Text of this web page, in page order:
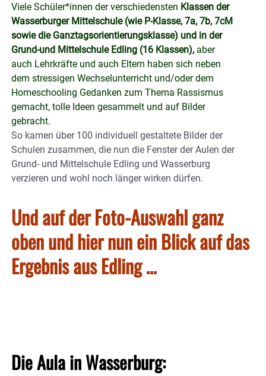
Viele Schüler*innen der verschiedensten Klassen der
Wasserburger Mittelschule (wie P-Klasse, 7a, 7b, 7cM
sowie die Ganztagsorientierungsklasse) und in der
Grund-und Mittelschule Edling (16 Klassen), aber
auch Lehrkräfte und auch Eltern haben sich neben
dem stressigen Wechselunterricht und/oder dem
Homeschooling Gedanken zum Thema Rassismus
gemacht, tolle Ideen gesammelt und auf Bilder
gebracht.
So kamen über 100 individuell gestaltete Bilder der
Schulen zusammen, die nun die Fenster der Aulen der
Grund- und Mittelschule Edling und Wasserburg
verzieren und wohl noch länger wirken dürfen.
Und auf der Foto-Auswahl ganz
oben und hier nun ein Blick auf das
Ergebnis aus Edling …
Die Aula in Wasserburg: